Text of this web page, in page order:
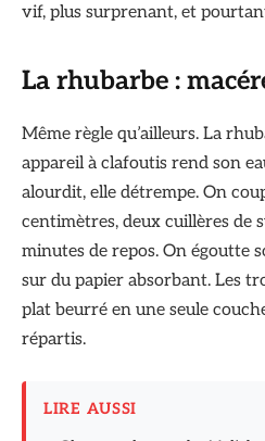
vif, plus surprenant, et
La rhubarbe :
Même règle qu’ailleurs. La
appareil à clafoutis rend son
alourdit, elle détrempe. On
centimètres, deux cuillères de
minutes de repos. On égoutte
sur du papier absorbant. Les
plat beurré en une seule
répartis.
LIRE AUSSI